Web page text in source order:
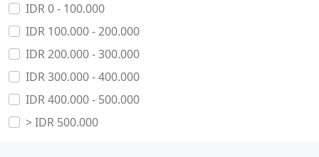
IDR 0 - 100.000
IDR 100.000 - 200.000
IDR 200.000 - 300.000
IDR 300.000 - 400.000
IDR 400.000 - 500.000
> IDR 500.000